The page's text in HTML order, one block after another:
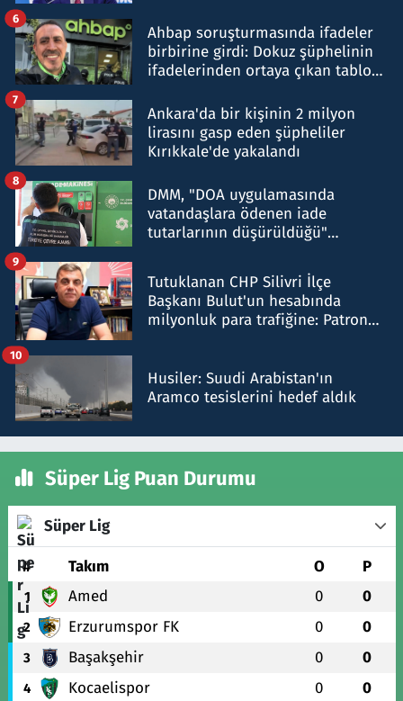
Ahbap soruşturmasında ifadeler
birbirine girdi: Dokuz şüphelinin
ifadelerinden ortaya çıkan tablo
6
Ankara'da bir kişinin 2 milyon
lirasını gasp eden şüpheliler
Kırıkkale'de yakalandı
7
DMM, "DOA uygulamasında
vatandaşlara ödenen iade
tutarlarının düşürüldüğü"
8
Tutuklanan CHP Silivri İlçe
Başkanı Bulut'un hesabında
milyonluk para trafiğine: Patron
9
Husiler: Suudi Arabistan'ın
Aramco tesislerini hedef aldık
10
Süper Lig Puan Durumu
Süper Lig
# Takım O P
1 Amed 0 0
2 Erzurumspor FK 0 0
3 Başakşehir 0 0
4 Kocaelispor 0 0